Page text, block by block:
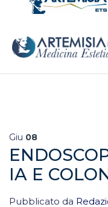
Giu 08
IA E
Pubblicato da